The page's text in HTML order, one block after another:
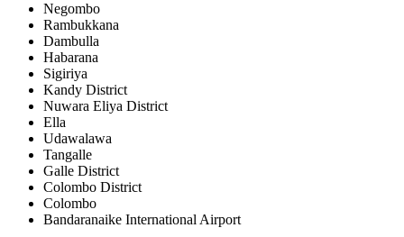
Negombo
Rambukkana
Dambulla
Habarana
Sigiriya
Kandy District
Nuwara Eliya District
Ella
Udawalawa
Tangalle
Galle District
Colombo District
Colombo
Bandaranaike International Airport